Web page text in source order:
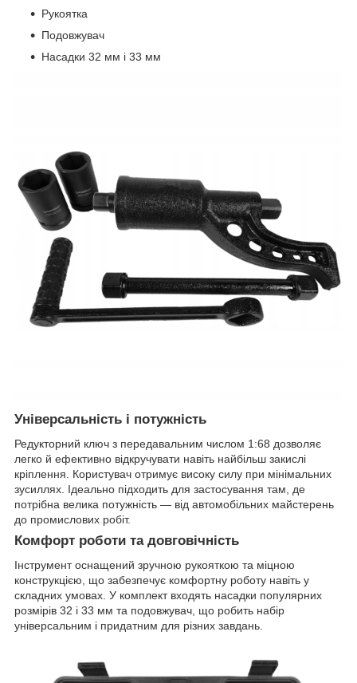
Рукоятка
Подовжувач
Насадки 32 мм і 33 мм
Універсальність і потужність
Редукторний ключ з передавальним числом 1:68 дозволяє
легко й ефективно відкручувати навіть найбільш закислі
кріплення. Користувач отримує високу силу при мінімальних
зусиллях. Ідеально підходить для застосування там, де
потрібна велика потужність — від автомобільних майстерень
до промислових робіт.
Комфорт роботи та довговічність
Інструмент оснащений зручною рукояткою та міцною
конструкцією, що забезпечує комфортну роботу навіть у
складних умовах. У комплект входять насадки популярних
розмірів 32 і 33 мм та подовжувач, що робить набір
універсальним і придатним для різних завдань.